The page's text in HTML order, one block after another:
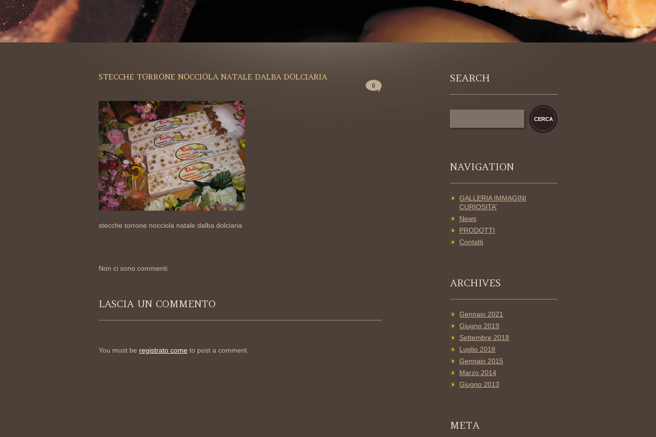
0
STECCHE TORRONE NOCCIOLA NATALE DALBA DOLCIARIA
stecche torrone nocciola natale dalba dolciaria
Non ci sono commenti
LASCIA UN COMMENTO
You must be registrato come to post a comment.
SEARCH
NAVIGATION
GALLERIA IMMAGINI
CURIOSITA’
News
PRODOTTI
Contatti
ARCHIVES
Gennaio 2021
Giugno 2019
Settembre 2018
Luglio 2018
Gennaio 2015
Marzo 2014
Giugno 2013
META